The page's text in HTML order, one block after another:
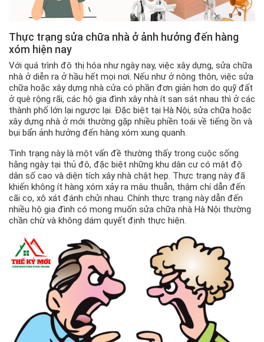
Thực trạng sửa chữa nhà ở ảnh hưởng đến hàng
xóm hiện nay
Với quá trình đô thị hóa như ngày nay, việc xây dựng, sửa chữa
nhà ở diễn ra ở hầu hết mọi nơi. Nếu như ở nông thôn, việc sửa
chữa hoặc xây dựng nhà cửa có phần đơn giản hơn do quỹ đất
ở quê rộng rãi, các hộ gia đình xây nhà ít san sát nhau thì ở các
thành phố lớn lại ngược lại. Đặc biệt tại Hà Nội, sửa chữa hoặc
xây dựng nhà ở mới thường gặp nhiều phiền toái về tiếng ồn và
bụi bẩn ảnh hưởng đến hàng xóm xung quanh.
Tình trạng này là một vấn đề thường thấy trong cuộc sống
hằng ngày tại thủ đô, đặc biệt những khu dân cư có mật độ
dân số cao và diện tích xây nhà chật hẹp. Thực trạng này đã
khiến không ít hàng xóm xảy ra mâu thuẫn, thậm chí dẫn đến
cãi cọ, xô xát đánh chửi nhau. Chính thực trạng này dẫn đến
nhiều hộ gia đình có mong muốn sửa chữa nhà Hà Nội thường
chần chừ và không dám quyết định thực hiện.